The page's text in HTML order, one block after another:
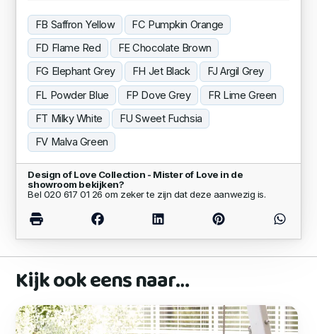
FB Saffron Yellow
FC Pumpkin Orange
FD Flame Red
FE Chocolate Brown
FG Elephant Grey
FH Jet Black
FJ Argil Grey
FL Powder Blue
FP Dove Grey
FR Lime Green
FT Milky White
FU Sweet Fuchsia
FV Malva Green
Design of Love Collection - Mister of Love in de
showroom bekijken?
Bel 020 617 01 26 om zeker te zijn dat deze aanwezig is.
Kijk ook eens naar…